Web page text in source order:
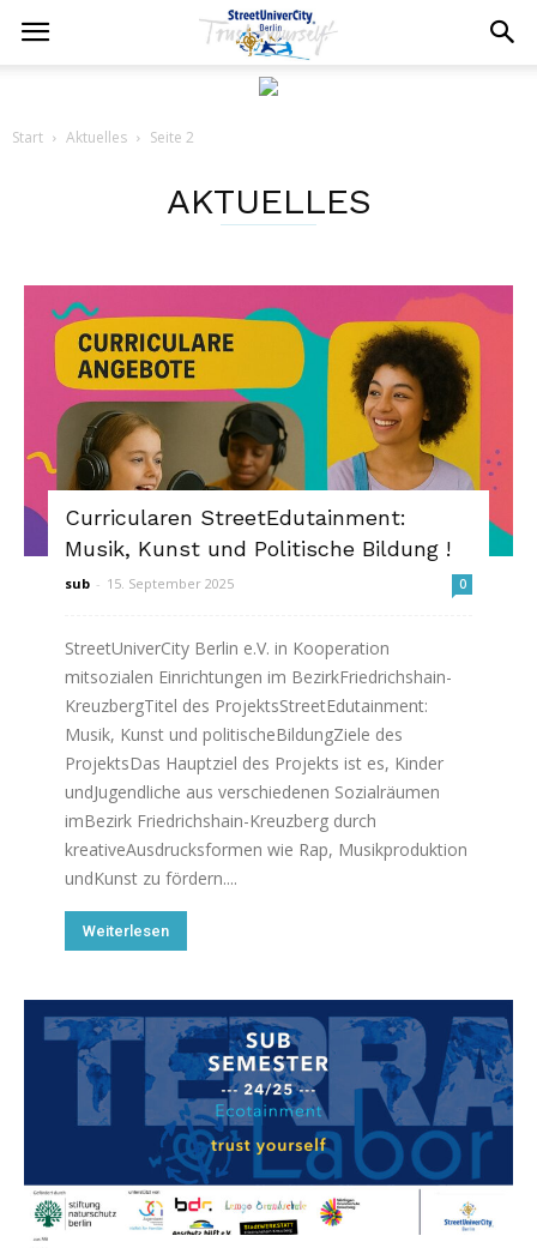
Start Aktuelles Seite 2
AKTUELLES
Curricularen StreetEdutainment:
Musik, Kunst und Politische Bildung !
sub - 15. September 2025 0
StreetUniverCity Berlin e.V. in Kooperation
mitsozialen Einrichtungen im BezirkFriedrichshain-
KreuzbergTitel des ProjektsStreetEdutainment:
Musik, Kunst und politischeBildungZiele des
ProjektsDas Hauptziel des Projekts ist es, Kinder
undJugendliche aus verschiedenen Sozialräumen
imBezirk Friedrichshain-Kreuzberg durch
kreativeAusdrucksformen wie Rap, Musikproduktion
undKunst zu fördern....
Weiterlesen